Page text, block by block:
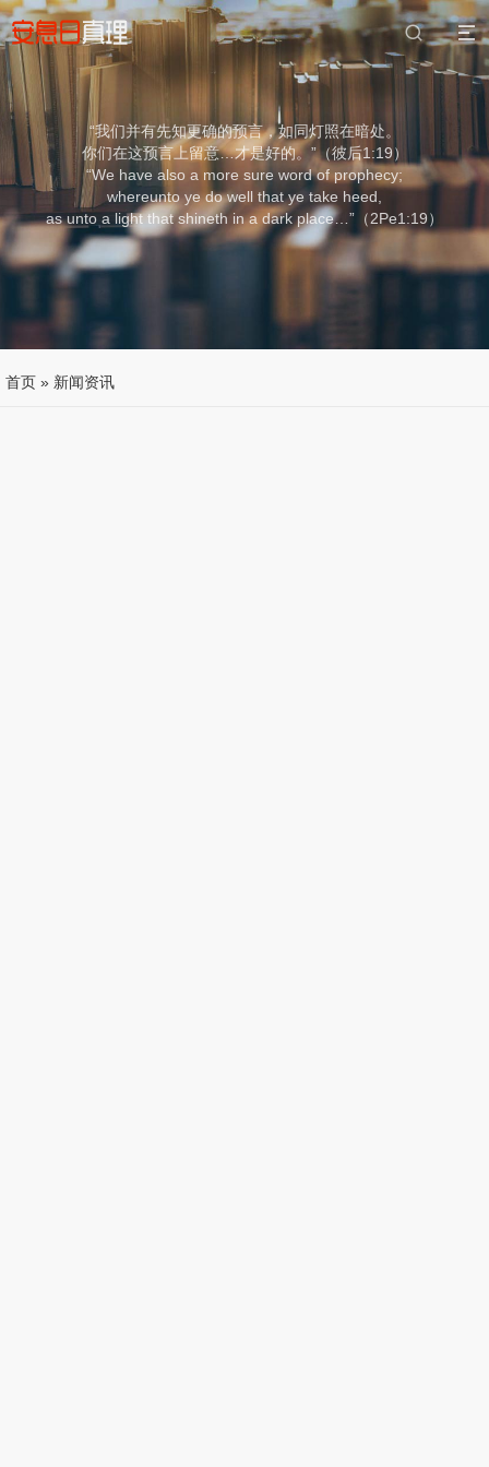
“我们并有先知更确的预言，如同灯照在暗处。
你们在这预言上留意…才是好的。”（彼后1:19）
“We have also a more sure word of prophecy;
whereunto ye do well that ye take heed,
as unto a light that shineth in a dark place…”（2Pe1:19）
首页 » 新闻资讯